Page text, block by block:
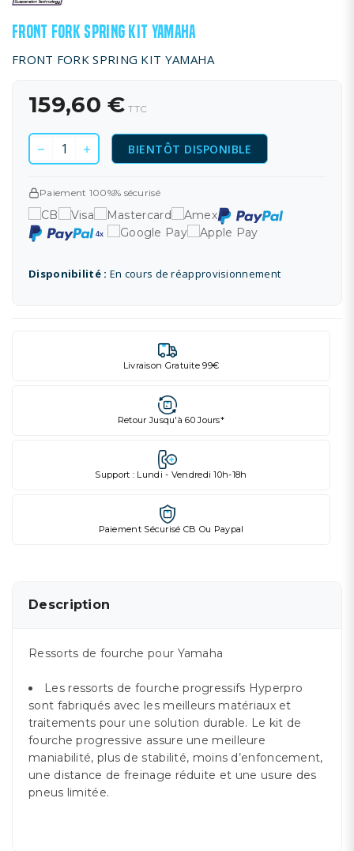
FRONT FORK SPRING KIT YAMAHA
FRONT FORK SPRING KIT YAMAHA
159,60 € TTC
BIENTÔT DISPONIBLE
Paiement 100%% sécurisé
Disponibilité : En cours de réapprovisionnement
Livraison Gratuite 99€
Retour Jusqu'à 60 Jours*
Support : Lundi - Vendredi 10h-18h
Paiement Sécurisé CB Ou Paypal
Description
Ressorts de fourche pour Yamaha
Les ressorts de fourche progressifs Hyperpro
sont fabriqués avec les meilleurs matériaux et
traitements pour une solution durable. Le kit de
fourche progressive assure une meilleure
maniabilité, plus de stabilité, moins d’enfoncement,
une distance de freinage réduite et une usure des
pneus limitée.